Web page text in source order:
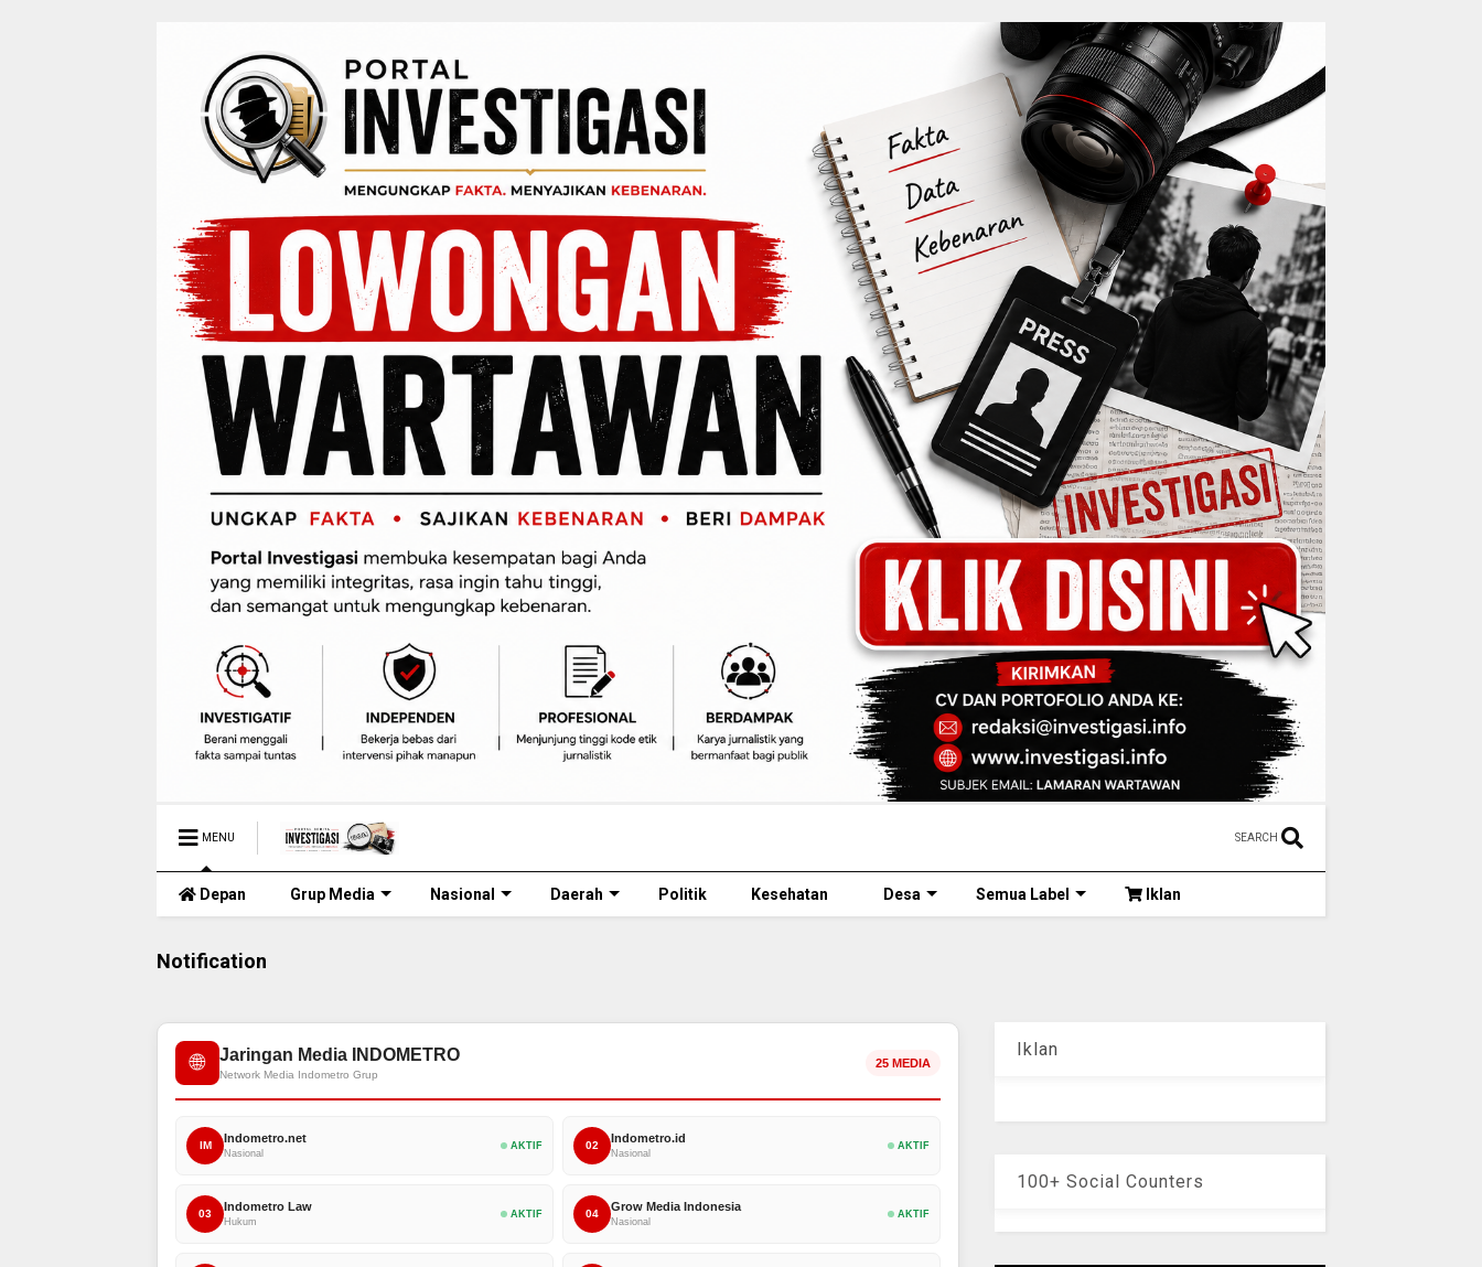
MENU SEARCH
Depan Grup Media Nasional Daerah Politik Kesehatan Desa Semua Label Iklan
Notification
🌐 Jaringan Media INDOMETRO
Network Media Indometro Grup
25 MEDIA
IM
Indometro.net
Nasional
AKTIF 02
Indometro.id
Nasional
AKTIF
03
Indometro Law
Hukum
AKTIF 04
Grow Media Indonesia
Nasional
AKTIF
Iklan
100+ Social Counters